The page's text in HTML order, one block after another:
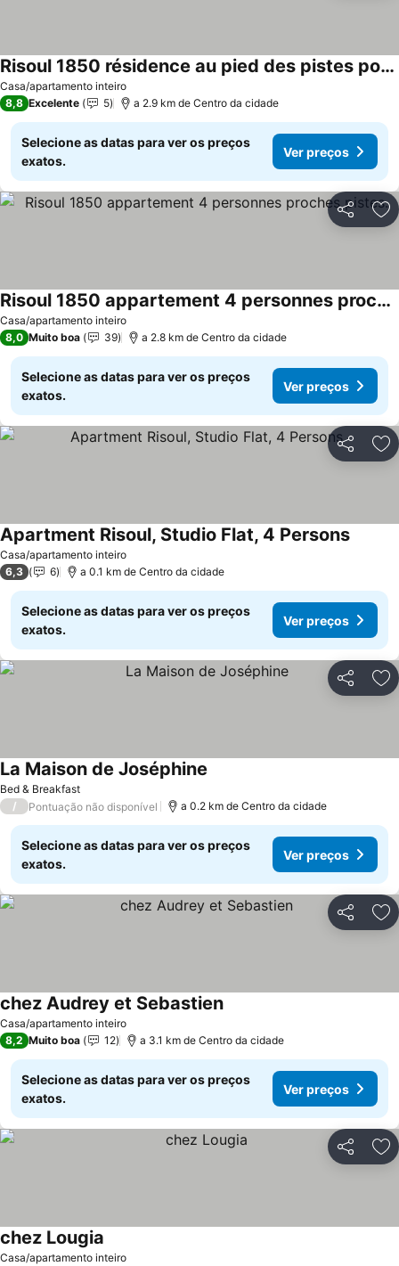
Casa/apartamento inteiro
Risoul 1850 résidence au pied des pistes pour 4 personnes en front de neige
8,8 Excelente 5 a 2.9 km de Centro da cidade
Selecione as datas para ver os preços
exatos.
Ver preços
Partilhar
Casa/apartamento inteiro
Risoul 1850 appartement 4 personnes proches pistes.
8,0 Muito boa 39 a 2.8 km de Centro da cidade
Selecione as datas para ver os preços
exatos.
Ver preços
Partilhar
Casa/apartamento inteiro
Apartment Risoul, Studio Flat, 4 Persons
6,3 6 a 0.1 km de Centro da cidade
Selecione as datas para ver os preços
exatos.
Ver preços
Partilhar
Bed & Breakfast
La Maison de Joséphine
/ Pontuação não disponível a 0.2 km de Centro da cidade
Selecione as datas para ver os preços
exatos.
Ver preços
Partilhar
Casa/apartamento inteiro
chez Audrey et Sebastien
8,2 Muito boa 12 a 3.1 km de Centro da cidade
Selecione as datas para ver os preços
exatos.
Ver preços
Partilhar
Casa/apartamento inteiro
chez Lougia